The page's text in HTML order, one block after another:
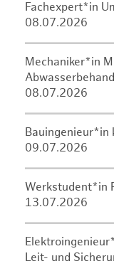
Fachexpert*in
08.07.2026
Mechaniker*in
08.07.2026
Bauingenieur*in
09.07.2026
Werkstudent*in
13.07.2026
Leit- und